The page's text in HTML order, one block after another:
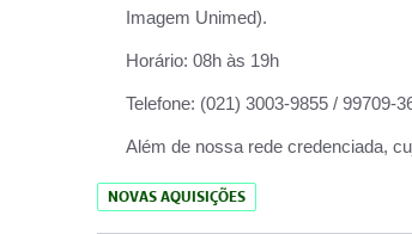
Imagem Unimed).
Horário: 08h às 19h
Telefone: (021) 3003-9855 / 99709-
Além de nossa rede credenciada,
NOVAS AQUISIÇÕES